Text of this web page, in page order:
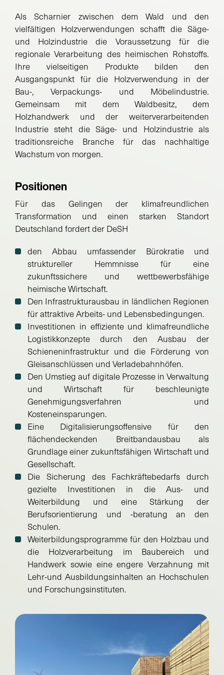
Als Scharnier zwischen dem Wald und den
vielfältigen Holzverwendungen schafft die Säge-
und Holzindustrie die Voraussetzung für die
regionale Verarbeitung des heimischen Rohstoffs.
Ihre vielseitigen Produkte bilden den
Ausgangspunkt für die Holzverwendung in der
Bau-, Verpackungs- und Möbelindustrie.
Gemeinsam mit dem Waldbesitz, dem
Holzhandwerk und der weiterverarbeitenden
Industrie steht die Säge- und Holzindustrie als
traditionsreiche Branche für das nachhaltige
Wachstum von morgen.
Positionen
Für das Gelingen der klimafreundlichen
Transformation und einen starken Standort
Deutschland fordert der DeSH
den Abbau umfassender Bürokratie und
struktureller Hemmnisse für eine
zukunftssichere und wettbewerbsfähige
heimische Wirtschaft.
Den Infrastrukturausbau in ländlichen Regionen
für attraktive Arbeits- und Lebensbedingungen.
Investitionen in effiziente und klimafreundliche
Logistikkonzepte durch den Ausbau der
Schieneninfrastruktur und die Förderung von
Gleisanschlüssen und Verladebahnhöfen.
Den Umstieg auf digitale Prozesse in Verwaltung
und Wirtschaft für beschleunigte
Genehmigungsverfahren und
Kosteneinsparungen.
Eine Digitalisierungsoffensive für den
flächendeckenden Breitbandausbau als
Grundlage einer zukunftsfähigen Wirtschaft und
Gesellschaft.
Die Sicherung des Fachkräftebedarfs durch
gezielte Investitionen in die Aus- und
Weiterbildung und eine Stärkung der
Berufsorientierung und -beratung an den
Schulen.
Weiterbildungsprogramme für den Holzbau und
die Holzverarbeitung im Baubereich und
Handwerk sowie eine engere Verzahnung mit
Lehr-und Ausbildungsinhalten an Hochschulen
und Forschungsinstituten.